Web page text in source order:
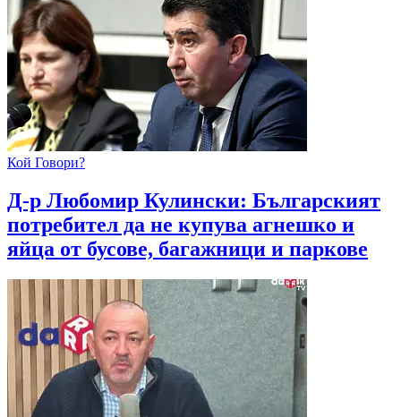
Кой Говори?
Д-р Любомир Кулински: Българският
потребител да не купува агнешко и
яйца от бусове, багажници и паркове